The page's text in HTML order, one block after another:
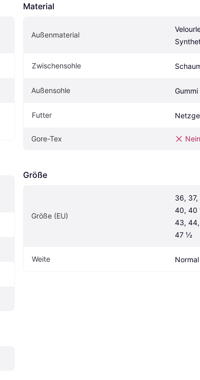
Material
Außenmaterial
Zwischensohle
Außensohle Gummi
Futter
Gore-Tex Nein
Größe
Größe (EU)
36,
40, 40
43,
47 ½
Weite Normal